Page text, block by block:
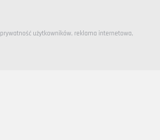
prywatność użytkowników, reklama internetowa,